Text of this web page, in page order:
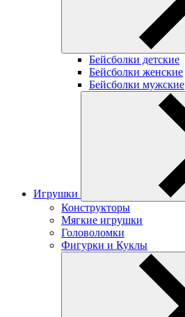
Бейсболки детские
Бейсболки женские
Бейсболки мужские
Игрушки
Конструкторы
Мягкие игрушки
Головоломки
Фигурки и Куклы